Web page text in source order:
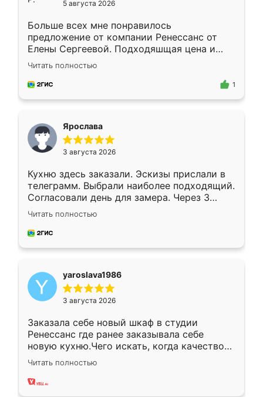
5 августа 2026
Больше всех мне понравилось
предложение от компании Ренессанс от
Елены Сергеевой. Подходяшщая цена и
короткие сроки изготовления. Приехавший
для замера сотрудник Владислав
предложил по моему эскизу самый
Читать полностью
1
Ярослава
3 августа 2026
Кухню здесь заказали. Эскизы прислали в
телеграмм. Выбрали наиболее подходящий.
Согласовали день для замера. Через 3
недели кухня была уже готова. Остались
довольны работой. Спасибо Ренессанс
мебель за качественную работу!
Читать полностью
yaroslava1986
3 августа 2026
Заказала себе новый шкаф в студии
Ренессанс где ранее заказывала себе
новую кухню.Чего искать, когда качеством
вполне довольна. Служит кухня уже почти
два года, нареканий нет.
Читать полностью